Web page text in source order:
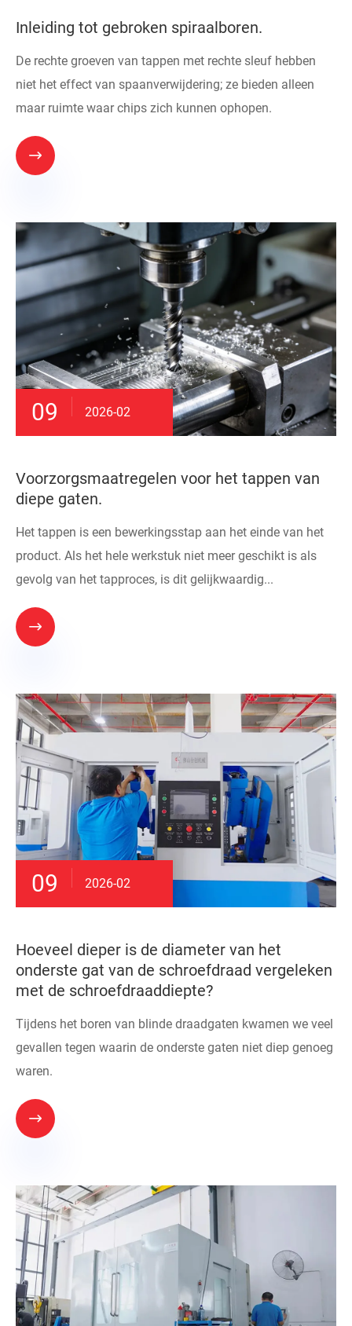
Inleiding tot gebroken spiraalboren.
De rechte groeven van tappen met rechte sleuf hebben
niet het effect van spaanverwijdering; ze bieden alleen
maar ruimte waar chips zich kunnen ophopen.

09 2026-02
Voorzorgsmaatregelen voor het tappen van
diepe gaten.
Het tappen is een bewerkingsstap aan het einde van het
product. Als het hele werkstuk niet meer geschikt is als
gevolg van het tapproces, is dit gelijkwaardig...

09 2026-02
Hoeveel dieper is de diameter van het
onderste gat van de schroefdraad vergeleken
met de schroefdraaddiepte?
Tijdens het boren van blinde draadgaten kwamen we veel
gevallen tegen waarin de onderste gaten niet diep genoeg
waren.
